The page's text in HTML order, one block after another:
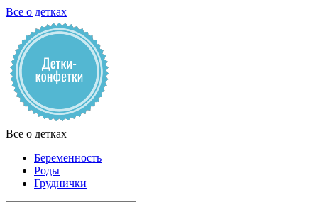
Все о детках
Все о детках
Беременность
Роды
Груднички